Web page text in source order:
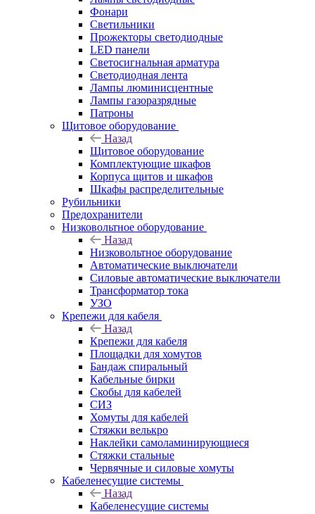
Фонари
Светильники
Прожекторы светодиодные
LED панели
Светосигнальная арматура
Светодиодная лента
Лампы люминисцентные
Лампы газоразрядные
Патроны
Щитовое оборудование
Назад
Щитовое оборудование
Комплектующие шкафов
Корпуса щитов и шкафов
Шкафы распределительные
Рубильники
Предохранители
Низковольтное оборудование
Назад
Низковольтное оборудование
Автоматические выключатели
Силовые автоматические выключатели
Трансформатор тока
УЗО
Крепежи для кабеля
Назад
Крепежи для кабеля
Площадки для хомутов
Бандаж спиральный
Кабельные бирки
Cкобы для кабелей
СИЗ
Хомуты для кабелей
Стяжки велькро
Наклейки самоламинирующиеся
Стяжки стальные
Червячные и силовые хомуты
Кабеленесущие системы
Назад
Кабеленесущие системы